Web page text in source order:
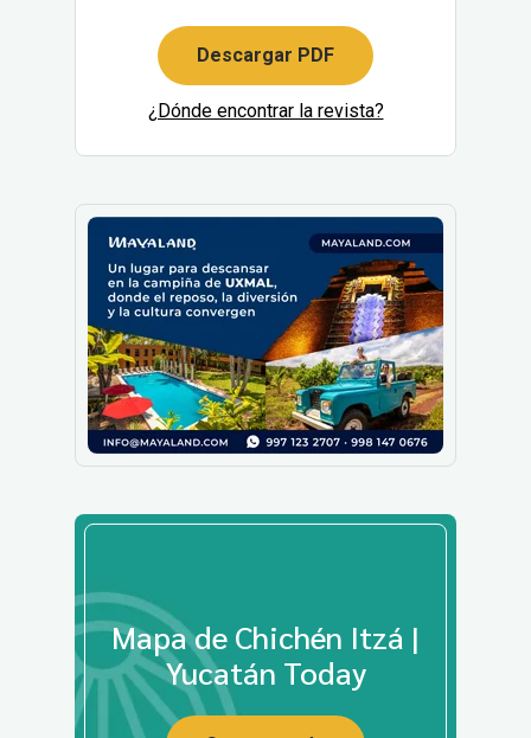
Descargar PDF
¿Dónde encontrar la revista?
Mapa de Chichén Itzá |
Yucatán Today